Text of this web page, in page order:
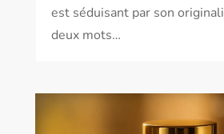
est séduisant par son
deux mots…